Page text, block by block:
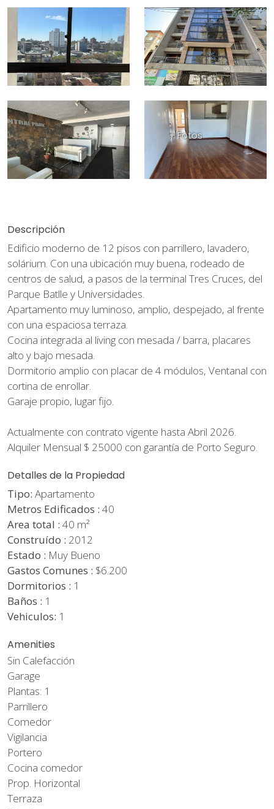
+ Fotos
Descripción
Edificio moderno de 12 pisos con parrillero, lavadero,
solárium. Con una ubicación muy buena, rodeado de
centros de salud, a pasos de la terminal Tres Cruces, del
Parque Batlle y Universidades.
Apartamento muy luminoso, amplio, despejado, al frente
con una espaciosa terraza.
Cocina integrada al living con mesada / barra, placares
alto y bajo mesada.
Dormitorio amplio con placar de 4 módulos, Ventanal con
cortina de enrollar.
Garaje propio, lugar fijo.
Actualmente con contrato vigente hasta Abril 2026.
Alquiler Mensual $ 25000 con garantía de Porto Seguro.
Detalles de la Propiedad
Tipo: Apartamento
Metros Edificados : 40
Area total : 40 m²
Construído : 2012
Estado : Muy Bueno
Gastos Comunes : $6.200
Dormitorios : 1
Baños : 1
Vehiculos: 1
Amenities
Sin Calefacción
Garage
Plantas: 1
Parrillero
Comedor
Vigilancia
Portero
Cocina comedor
Prop. Horizontal
Terraza